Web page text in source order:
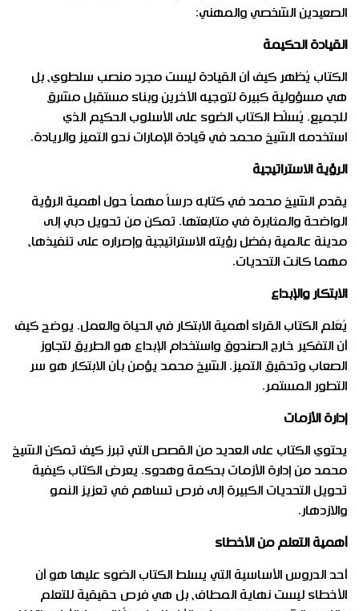
الصعيدين الشخصي والمهني:
القيادة الحكيمة
الكتاب يُظهر كيف أن القيادة ليست مجرد منصب سلطوي، بل
هي مسؤولية كبيرة لتوجيه الآخرين وبناء مستقبل مشرق
للجميع. يُسلّط الكتاب الضوء على الأسلوب الحكيم الذي
استخدمه الشيخ محمد في قيادة الإمارات نحو التميز والريادة.
الرؤية الاستراتيجية
يقدم الشيخ محمد في كتابه درساً مهماً حول أهمية الرؤية
الواضحة والمثابرة في متابعتها. تمكن من تحويل دبي إلى
مدينة عالمية بفضل رؤيته الاستراتيجية وإصراره على تنفيذها،
مهما كانت التحديات.
الابتكار والإبداع
يُعَلم الكتاب القراء أهمية الابتكار في الحياة والعمل. يوضح كيف
أن التفكير خارج الصندوق واستخدام الإبداع هو الطريق لتجاوز
الصعاب وتحقيق التميز. الشيخ محمد يؤمن بأن الابتكار هو سر
التطور المستمر.
إدارة الأزمات
يحتوي الكتاب على العديد من القصص التي تبرز كيف تمكن الشيخ
محمد من إدارة الأزمات بحكمة وهدوء. يعرض الكتاب كيفية
تحويل التحديات الكبيرة إلى فرص تساهم في تعزيز النمو
والازدهار.
أهمية التعلم من الأخطاء
أحد الدروس الأساسية التي يسلط الكتاب الضوء عليها هو أن
الأخطاء ليست نهاية المطاف، بل هي فرص حقيقية للتعلم